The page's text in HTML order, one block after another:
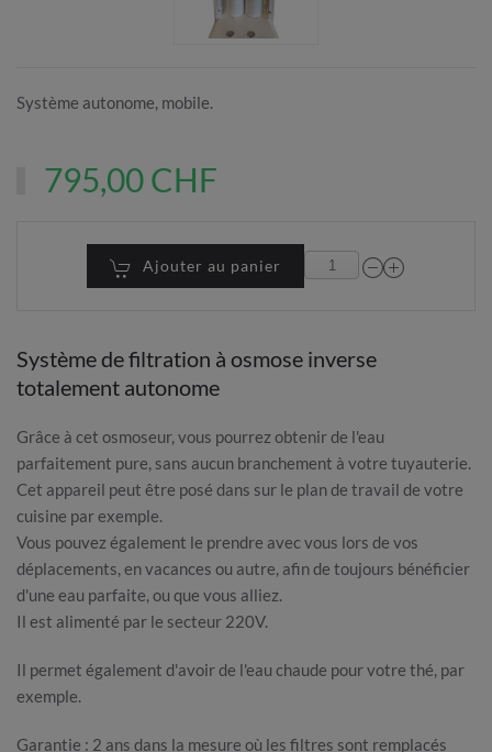
Système autonome, mobile.
795,00 CHF
Ajouter au panier
Système de filtration à osmose inverse
totalement autonome
Grâce à cet osmoseur, vous pourrez obtenir de l'eau
parfaitement pure, sans aucun branchement à votre tuyauterie.
Cet appareil peut être posé dans sur le plan de travail de votre
cuisine par exemple.
Vous pouvez également le prendre avec vous lors de vos
déplacements, en vacances ou autre, afin de toujours bénéficier
d'une eau parfaite, ou que vous alliez.
Il est alimenté par le secteur 220V.
Il permet également d'avoir de l'eau chaude pour votre thé, par
exemple.
Garantie : 2 ans dans la mesure où les filtres sont remplacés